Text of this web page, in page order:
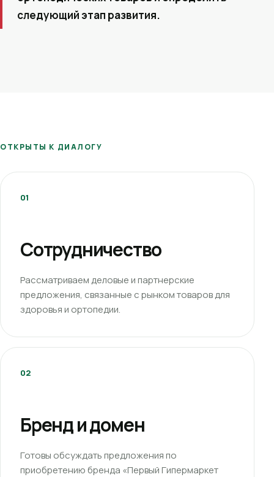
следующий этап развития.
ОТКРЫТЫ К ДИАЛОГУ
01
Сотрудничество
Рассматриваем деловые и партнерские
предложения, связанные с рынком товаров для
здоровья и ортопедии.
02
Бренд и домен
Готовы обсуждать предложения по
приобретению бренда «Первый Гипермаркет